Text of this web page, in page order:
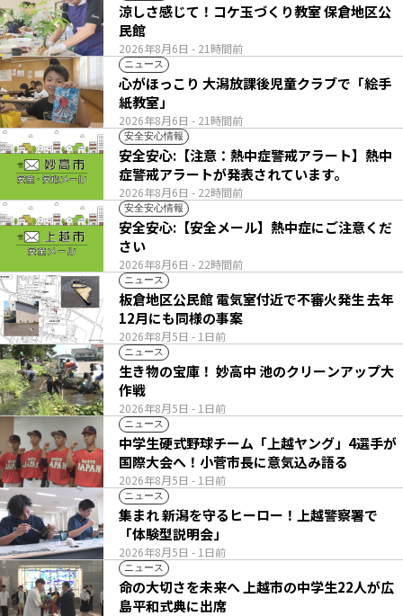
2026年8月6日 - 21時間前
涼しさ感じて！コケ玉づくり教室 保倉地区公
民館
ニュース
2026年8月6日 - 21時間前
心がほっこり 大潟放課後児童クラブで「絵手
紙教室」
安全安心情報
2026年8月6日 - 22時間前
安全安心:【注意：熱中症警戒アラート】熱中
症警戒アラートが発表されています。
安全安心情報
2026年8月6日 - 22時間前
安全安心:【安全メール】熱中症にご注意くだ
さい
ニュース
2026年8月5日 - 1日前
板倉地区公民館 電気室付近で不審火発生 去年
12月にも同様の事案
ニュース
2026年8月5日 - 1日前
生き物の宝庫！ 妙高中 池のクリーンアップ大
作戦
ニュース
2026年8月5日 - 1日前
中学生硬式野球チーム「上越ヤング」4選手が
国際大会へ！小菅市長に意気込み語る
ニュース
2026年8月5日 - 1日前
集まれ 新潟を守るヒーロー！上越警察署で
「体験型説明会」
ニュース
命の大切さを未来へ 上越市の中学生22人が広
島平和式典に出席